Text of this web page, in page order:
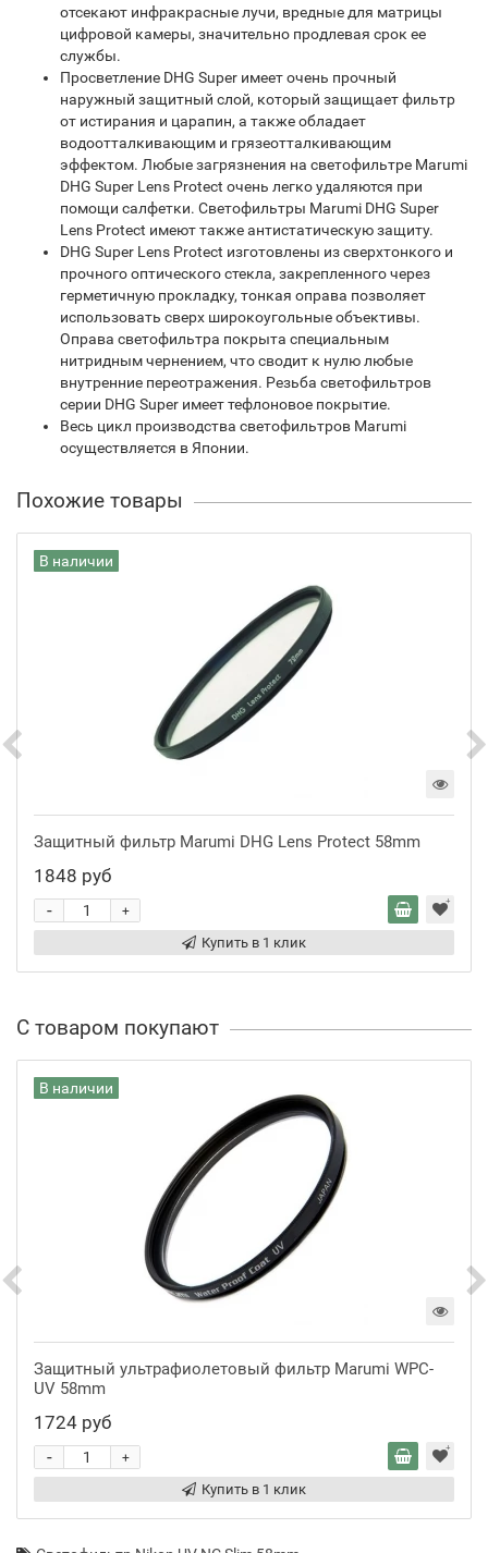
отсекают инфракрасные лучи, вредные для матрицы
цифровой камеры, значительно продлевая срок ее
службы.
Просветление DHG Super имеет очень прочный
наружный защитный слой, который защищает фильтр
от истирания и царапин, а также обладает
водоотталкивающим и грязеотталкивающим
эффектом. Любые загрязнения на светофильтре Marumi
DHG Super Lens Protect очень легко удаляются при
помощи салфетки. Светофильтры Marumi DHG Super
Lens Protect имеют также антистатическую защиту.
DHG Super Lens Protect изготовлены из сверхтонкого и
прочного оптического стекла, закрепленного через
герметичную прокладку, тонкая оправа позволяет
использовать сверх широкоугольные объективы.
Оправа светофильтра покрыта специальным
нитридным чернением, что сводит к нулю любые
внутренние переотражения. Резьба светофильтров
серии DHG Super имеет тефлоновое покрытие.
Весь цикл производства светофильтров Marumi
осуществляется в Японии.
Похожие товары
В наличии
Защитный фильтр Marumi DHG Lens Protect 58mm
1848 руб
+
-
Купить в 1 клик
С товаром покупают
В наличии
Защитный ультрафиолетовый фильтр Marumi WPC-
UV 58mm
1724 руб
+
-
Купить в 1 клик